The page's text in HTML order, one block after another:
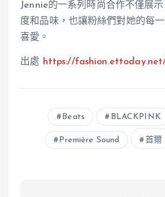
Jennie的一系列時尚合作不僅展
度和品味，也讓粉絲們對她的每
喜愛。
出處 https://fashion.ettoday.net/
Beats BLACKPINK
Première Sound 首爾